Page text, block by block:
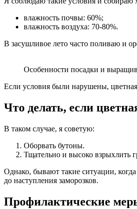
влажность почвы: 60%;
влажность воздуха: 70-80%.
В засушливое лето часто поливаю и
Особенности посадки и
Если условия были нарушены,
Что делать, если
В таком случае, я советую:
Оборвать бутоны.
Тщательно и высоко взрыхлить
Однако, бывают такие ситуации, когда
до наступления заморозков.
Профилактические